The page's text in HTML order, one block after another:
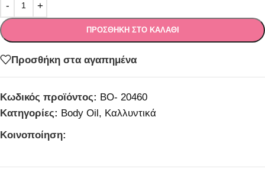
ΠΡΟΣΘΉΚΗ ΣΤΟ ΚΑΛΆΘΙ
Προσθήκη στα αγαπημένα
Κωδικός προϊόντος: BO- 20460
Κατηγορίες: Body Oil, Καλλυντικά
Κοινοποίηση: